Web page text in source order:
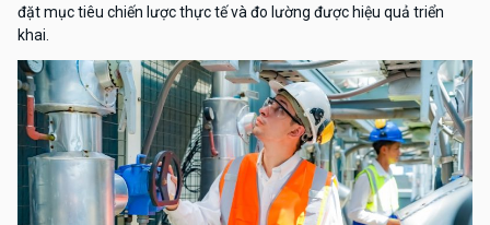
đặt mục tiêu chiến lược thực tế và đo lường được hiệu quả triển
khai.